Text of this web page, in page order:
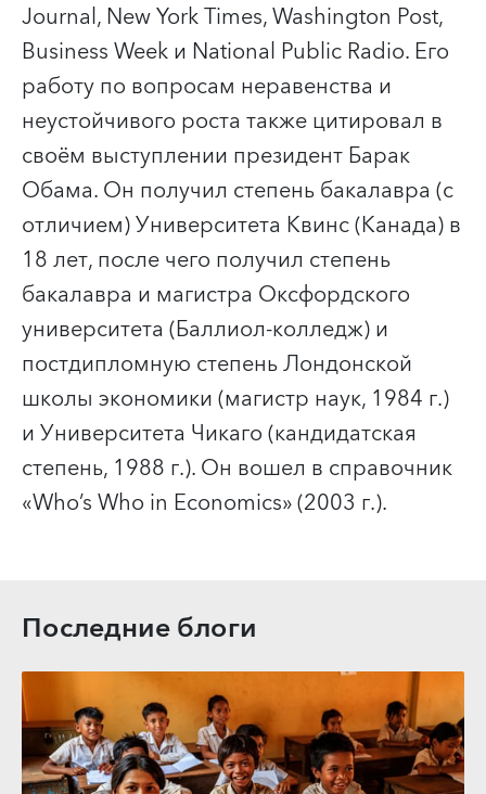
Journal, New York Times, Washington Post,
Business Week и National Public Radio. Его
работу по вопросам неравенства и
неустойчивого роста также цитировал в
своём выступлении президент Барак
Обама. Он получил степень бакалавра (с
отличием) Университета Квинс (Канада) в
18 лет, после чего получил степень
бакалавра и магистра Оксфордского
университета (Баллиол‑колледж) и
постдипломную степень Лондонской
школы экономики (магистр наук, 1984 г.)
и Университета Чикаго (кандидатская
степень, 1988 г.). Он вошел в справочник
«Who’s Who in Economics» (2003 г.).
Последние блоги